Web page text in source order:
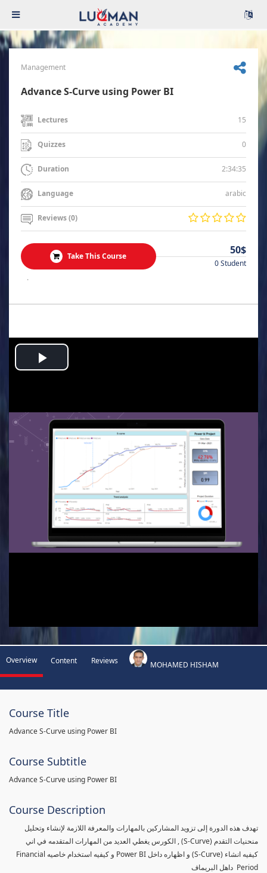
Management
Advance S-Curve using Power BI
Lectures 15
Quizzes 0
Duration 2:34:35
Language arabic
Reviews (0)
Take This Course 50$
0 Student
.
Play
Overview Content Reviews MOHAMED HISHAM
Course Title
Advance S-Curve using Power BI
Course Subtitle
Advance S-Curve using Power BI
Course Description
تهدف هذه الدورة إلى تزويد المشاركين بالمهارات والمعرفة اللازمة لإنشاء وتحليل
منحنيات التقدم (S-Curve) , الكورس يغطي العديد من المهارات المتقدمه في اني
كيفيه انشاء (S-Curve) و اظهاره داخل Power BI و كيفيه استخدام خاصيه Financial
Period داهل البريماف